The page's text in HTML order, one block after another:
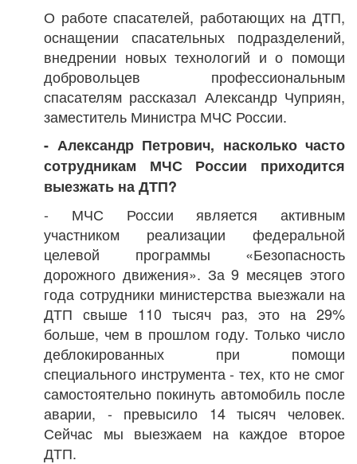
О работе спасателей, работающих на ДТП,
оснащении спасательных подразделений,
внедрении новых технологий и о помощи
добровольцев профессиональным
спасателям рассказал Александр Чуприян,
заместитель Министра МЧС России.
- Александр Петрович, насколько часто
сотрудникам МЧС России приходится
выезжать на ДТП?
- МЧС России является активным
участником реализации федеральной
целевой программы «Безопасность
дорожного движения». За 9 месяцев этого
года сотрудники министерства выезжали на
ДТП свыше 110 тысяч раз, это на 29%
больше, чем в прошлом году. Только число
деблокированных при помощи
специального инструмента - тех, кто не смог
самостоятельно покинуть автомобиль после
аварии, - превысило 14 тысяч человек.
Сейчас мы выезжаем на каждое второе
ДТП.